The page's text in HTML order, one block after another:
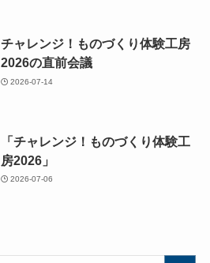
チャレンジ！ものづくり体験工房
2026の直前会議
2026-07-14
「チャレンジ！ものづくり体験工
房2026」
2026-07-06